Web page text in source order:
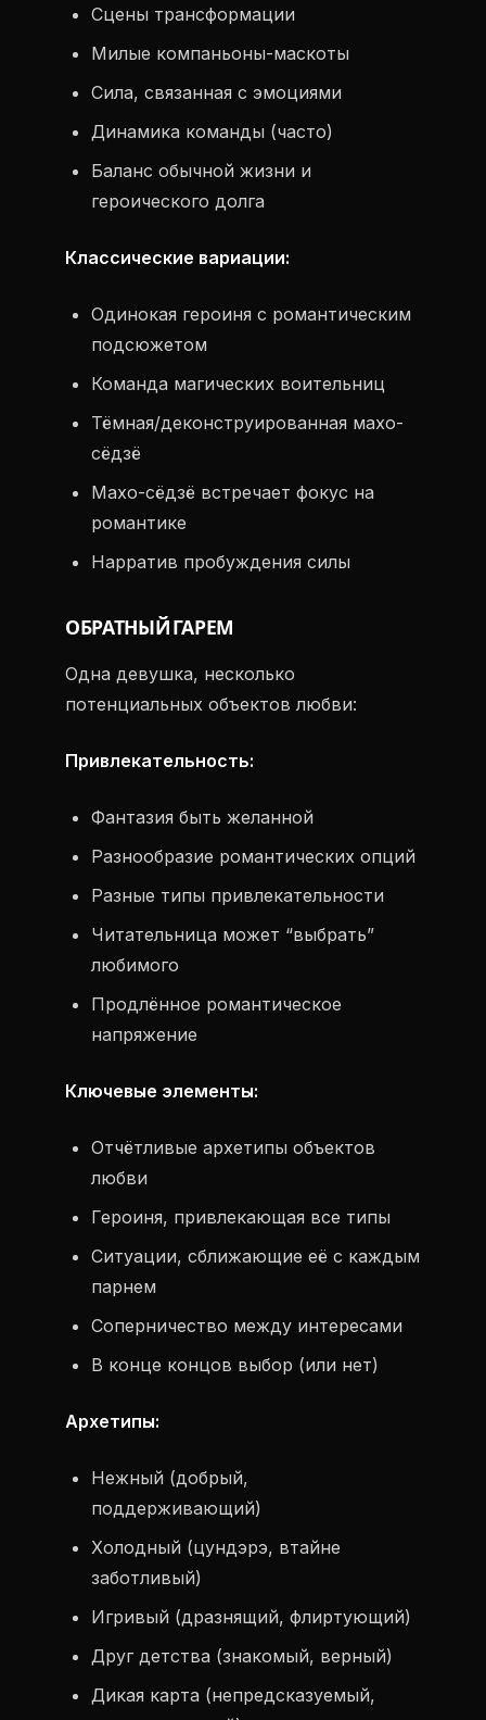
Сцены трансформации
Милые компаньоны-маскоты
Сила, связанная с эмоциями
Динамика команды (часто)
Баланс обычной жизни и
героического долга
Классические вариации:
Одинокая героиня с романтическим
подсюжетом
Команда магических воительниц
Тёмная/деконструированная махо-
сёдзё
Махо-сёдзё встречает фокус на
романтике
Нарратив пробуждения силы
ОБРАТНЫЙ ГАРЕМ
Одна девушка, несколько
потенциальных объектов любви:
Привлекательность:
Фантазия быть желанной
Разнообразие романтических опций
Разные типы привлекательности
Читательница может “выбрать”
любимого
Продлённое романтическое
напряжение
Ключевые элементы:
Отчётливые архетипы объектов
любви
Героиня, привлекающая все типы
Ситуации, сближающие её с каждым
парнем
Соперничество между интересами
В конце концов выбор (или нет)
Архетипы:
Нежный (добрый,
поддерживающий)
Холодный (цундэрэ, втайне
заботливый)
Игривый (дразнящий, флиртующий)
Друг детства (знакомый, верный)
Дикая карта (непредсказуемый,